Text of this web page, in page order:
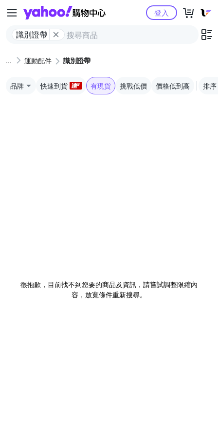
Yahoo購物中心
識別證帶
登入
運動配件 識別證帶
品牌 快速到貨 有現貨 挑戰低價 價格低到高 排序
很抱歉，目前找不到您要的商品及資訊，請嘗試調整限縮內
容，放寬條件重新搜尋。